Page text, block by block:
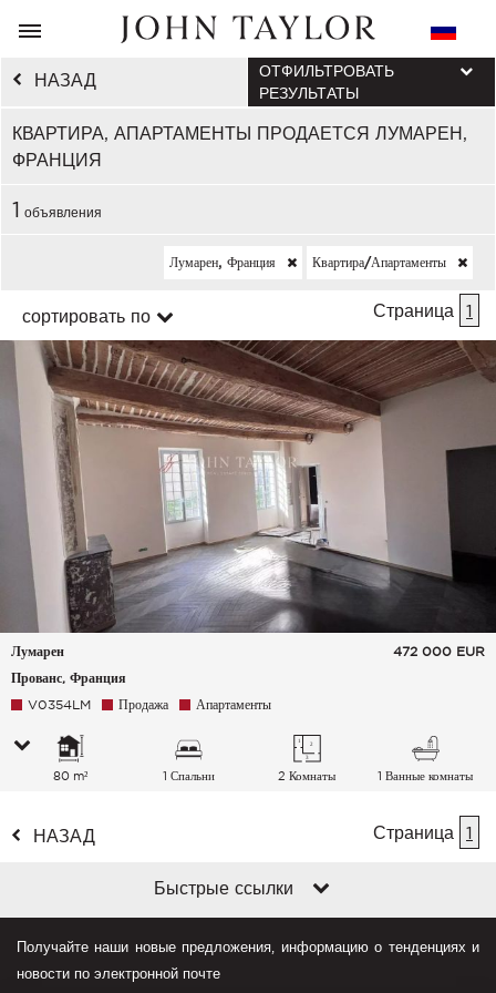
НАЗАД
КВАРТИРА, АПАРТАМЕНТЫ ПРОДАЕТСЯ ЛУМАРЕН,
ФРАНЦИЯ
ОТФИЛЬТРОВАТЬ
РЕЗУЛЬТАТЫ
1 объявления
Лумарен, Франция Квартира/апартаменты
сортировать по Страница 1
Лумарен
Прованс, Франция
472 000 EUR
V0354LM Продажа Апартаменты
80 m² 1 Спальни 2 Комнаты 1 Ванные комнаты
НАЗАД Страница 1
Быстрые ссылки
Получайте наши новые предложения, информацию о тенденциях и
новости по электронной почте